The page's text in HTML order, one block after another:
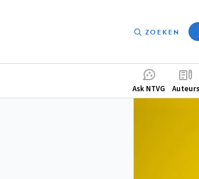
ZOEKEN
Ask NTVG Auteurs